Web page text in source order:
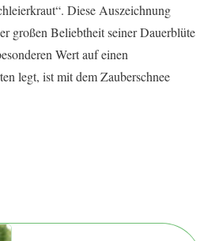
Diese Auszeichnung
großen Beliebtheit seiner Dauerblüte
Wert auf einen
legt, ist mit dem Zauberschnee